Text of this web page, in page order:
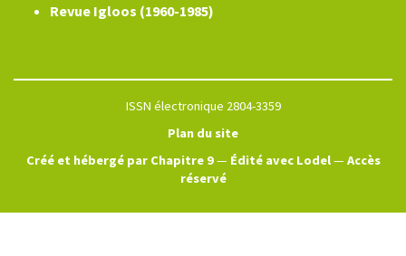
Revue Igloos (1960-1985)
ISSN électronique 2804-3359
Plan du site
Créé et hébergé par Chapitre 9— Édité avec Lodel— Accès
réservé